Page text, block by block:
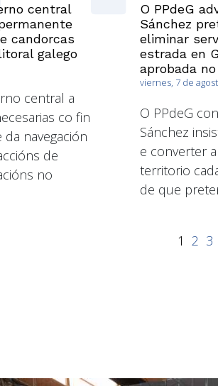
central
candorcas
galego
central a
co fin
navegación
de
no
O PPdeG
Sánchez
eliminar
estrada en
aprobada
viernes, 7 de
O PPdeG
Sánchez
e converter
territorio
de que
1 2 3